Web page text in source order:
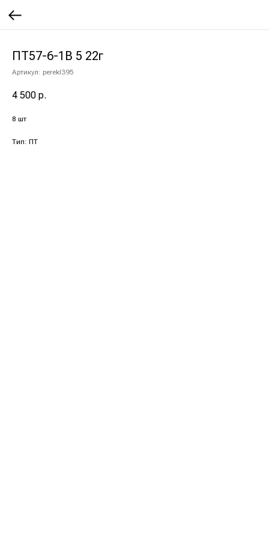
ПТ57-6-1В 5 22г
Артикул: perekl395
4 500 р.
8 шт
Тип: ПТ